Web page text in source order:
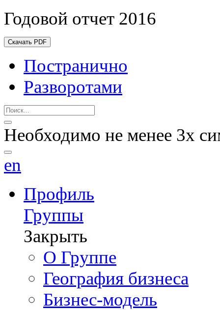
Годовой отчет 2016
Скачать PDF
Постранично
Разворотами
Необходимо не менее 3х
en
Профиль
Группы
Закрыть
О Группе
География бизнеса
Бизнес-модель